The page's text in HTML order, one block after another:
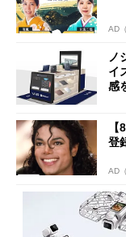
AD
ノ
イ
感
登
AD